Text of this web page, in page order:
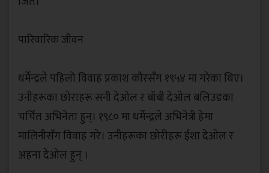
‎पारिवारिक जीवन
‎धर्मेन्द्रले पहिलो विवाह प्रकाश कौरसँग १९५४ मा गरेका थिए।
उनीहरूका छोराहरू सनी देओल र बॉबी देओल बलिउडका
चर्चित अभिनेता हुन्। १९८० मा धर्मेन्द्रले अभिनेत्री हेमा
मालिनीसँग विवाह गरे। उनीहरूका छोरीहरू ईशा देओल र
अहना देओल हुन् ।